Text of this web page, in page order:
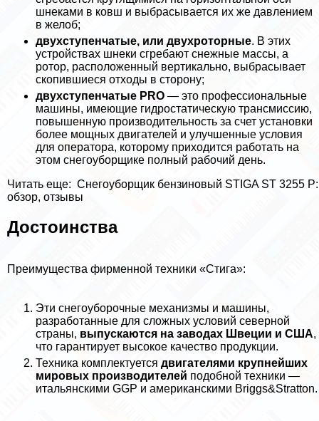
шнеками в ковш и выбрасывается их же давлением
в желоб;
двухступенчатые, или двухроторные. В этих
устройствах шнеки сгребают снежные массы, а
ротор, расположенный вертикально, выбрасывает
скопившиеся отходы в сторону;
двухступенчатые PRO — это профессиональные
машины, имеющие гидростатическую трaнcмиссию,
повышенную производительность за счет установки
более мощных двигателей и улучшенные условия
для оператора, которому приходится работать на
этом снегоуборщике полный рабочий день.
Читать еще: Снегоуборщик бензиновый STIGA ST 3255 P:
обзор, отзывы
Достоинства
Преимущества фирменной техники «Стига»:
Эти снегоуборочные механизмы и машины,
разработанные для сложных условий северной
страны, выпускаются на заводах Швеции и США,
что гарантирует высокое качество продукции.
Техника комплектуется двигателями крупнейших
мировых производителей подобной техники —
итальянскими GGP и американскими Briggs&Stratton.